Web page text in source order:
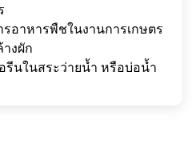
อาหารพืชในงานการเกษตร
งผัก
นในสระว่ายน้ำ หรือบ่อน้ำ